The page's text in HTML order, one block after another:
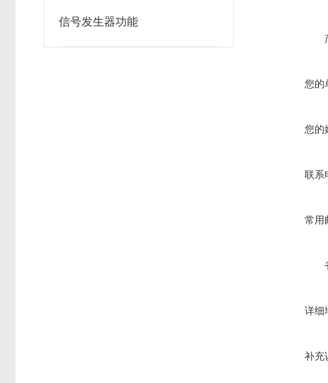
信号发生器功能
您的
您的
联系
常用
详细
补充